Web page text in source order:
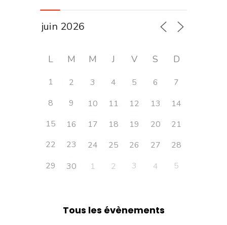
L M M J V S D
1 2 3 4 5 6
7
8
9 10 11 12 13
14
15
16 17 18 19 20
21
22
23 24 25 26 27
28
29
30 1 2 3 4 5
Tous les évènements